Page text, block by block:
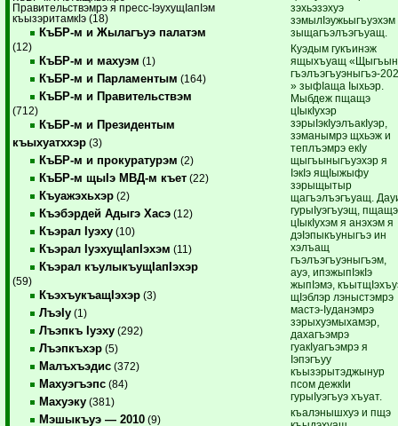
Правительствэмрэ я пресс-IэухущIапIэм
къызэритамкIэ (18)
КъБР-м и Жылагъуэ палатэм
(12)
КъБР-м и махуэм (1)
КъБР-м и Парламентым (164)
КъБР-м и Правительствэм
(712)
КъБР-м и Президентым
къыхуатххэр (3)
КъБР-м и прокуратурэм (2)
КъБР-м щыIэ МВД-м къет (22)
Къуажэхьхэр (2)
Къэбэрдей Адыгэ Хасэ (12)
Къэрал Iуэху (10)
Къэрал IуэхущIапIэхэм (11)
Къэрал къулыкъущIапIэхэр
(59)
КъэхъукъащIэхэр (3)
ЛъэIу (1)
Лъэпкъ Iуэху (292)
Лъэпкъхэр (5)
Малъхъэдис (372)
Махуэгъэпс (84)
Махуэку (381)
Мэшыкъуэ — 2010 (9)
зэхьэзэхуэ
зэмылIэужьыгъуэхэм
зыщагъэлъэгъуащ.
Куэдым гукъинэж
ящыхъуащ «Щыгъын
гъэлъэгъуэныгъэ-
» зыфIаща Iыхьэр.
Мыбдеж пщащэ
цIыкIухэр
зэрыIэкIуэлъакIуэр,
зэманымрэ щхьэж и
теплъэмрэ екIу
щыгъыныгъуэхэр я
IэкIэ ящIыжыфу
зэрыщытыр
щагъэлъэгъуащ.
гурыIуэгъуэщ, пщащэ
цIыкIухэм я анэхэм я
дэIэпыкъуныгъэ ин
хэлъащ
гъэлъэгъуэныгъэм,
ауэ, ипэжыпIэкIэ
жыпIэмэ,
щIэблэр лэныстэмрэ
мастэ-Iуданэмрэ
зэрыхуэмыхамэр,
дахагъэмрэ
гуакIуагъэмрэ я
Iэпэгъуу
къызэрытэджынур
псом дежкIи
гурыIуэгъуэ хъуат.
къалэнышхуэ и пщэ